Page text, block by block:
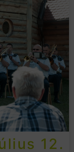
12.